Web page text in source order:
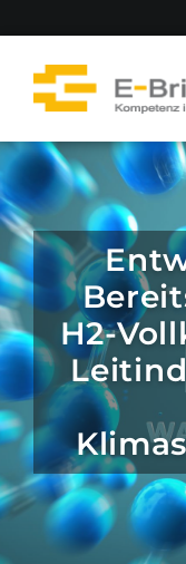
springen
Startseite
Über uns
Team
Karriere
H2-